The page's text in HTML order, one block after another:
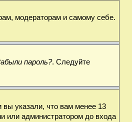
модераторам и самому себе.
пароль?. Следуйте
вы указали, что вам менее 13
или администратором до входа